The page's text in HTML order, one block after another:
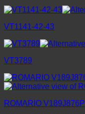
VT1141-42-43
VT3789
ROMARIO V189J876P